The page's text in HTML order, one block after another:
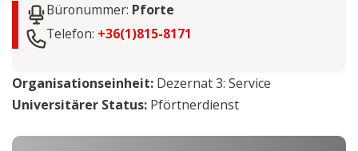
Büronummer: Pforte
Telefon: +36(1)815-8171
Organisationseinheit: Dezernat 3: Service
Universitärer Status: Pförtnerdienst